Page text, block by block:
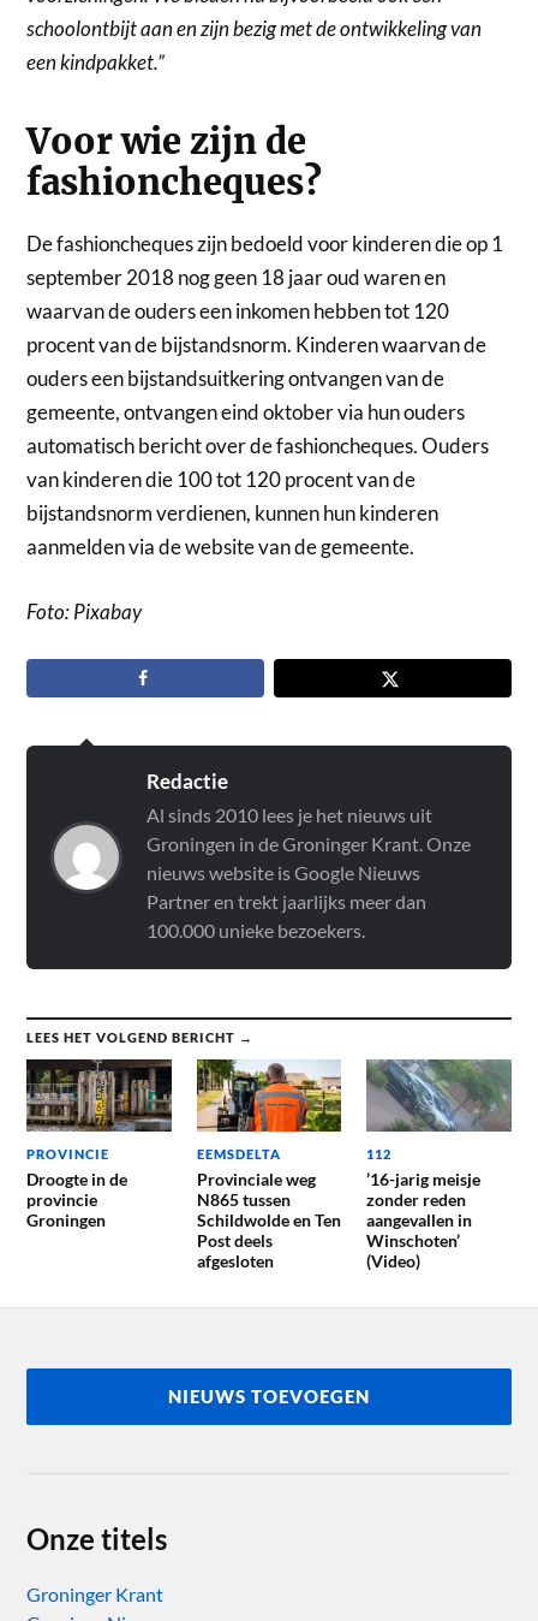
schoolontbijt aan en zijn bezig met de ontwikkeling van
een kindpakket.”
Voor wie zijn de
fashioncheques?
De fashioncheques zijn bedoeld voor kinderen die op 1
september 2018 nog geen 18 jaar oud waren en
waarvan de ouders een inkomen hebben tot 120
procent van de bijstandsnorm. Kinderen waarvan de
ouders een bijstandsuitkering ontvangen van de
gemeente, ontvangen eind oktober via hun ouders
automatisch bericht over de fashioncheques. Ouders
van kinderen die 100 tot 120 procent van de
bijstandsnorm verdienen, kunnen hun kinderen
aanmelden via de website van de gemeente.
Foto: Pixabay
Redactie
Al sinds 2010 lees je het nieuws uit
Groningen in de Groninger Krant. Onze
nieuws website is Google Nieuws
Partner en trekt jaarlijks meer dan
100.000 unieke bezoekers.
LEES HET VOLGEND BERICHT →
PROVINCIE
Droogte in de
provincie
Groningen
EEMSDELTA
Provinciale weg
N865 tussen
Schildwolde en Ten
Post deels
afgesloten
112
’16-jarig meisje
zonder reden
aangevallen in
Winschoten’
(Video)
NIEUWS TOEVOEGEN
Onze titels
Groninger Krant